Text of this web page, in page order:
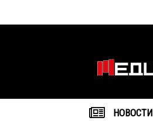
НОВОСТИ